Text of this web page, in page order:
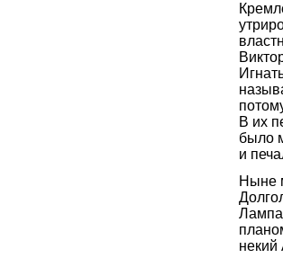
В их
было
и
Ныне
некий